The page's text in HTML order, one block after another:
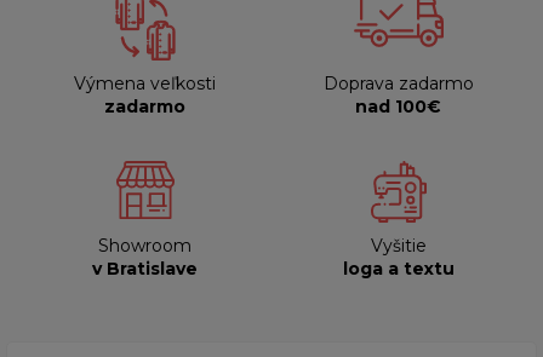
Výmena veľkosti
zadarmo
Doprava zadarmo
nad 100€
Showroom
v Bratislave
Vyšitie
loga a textu